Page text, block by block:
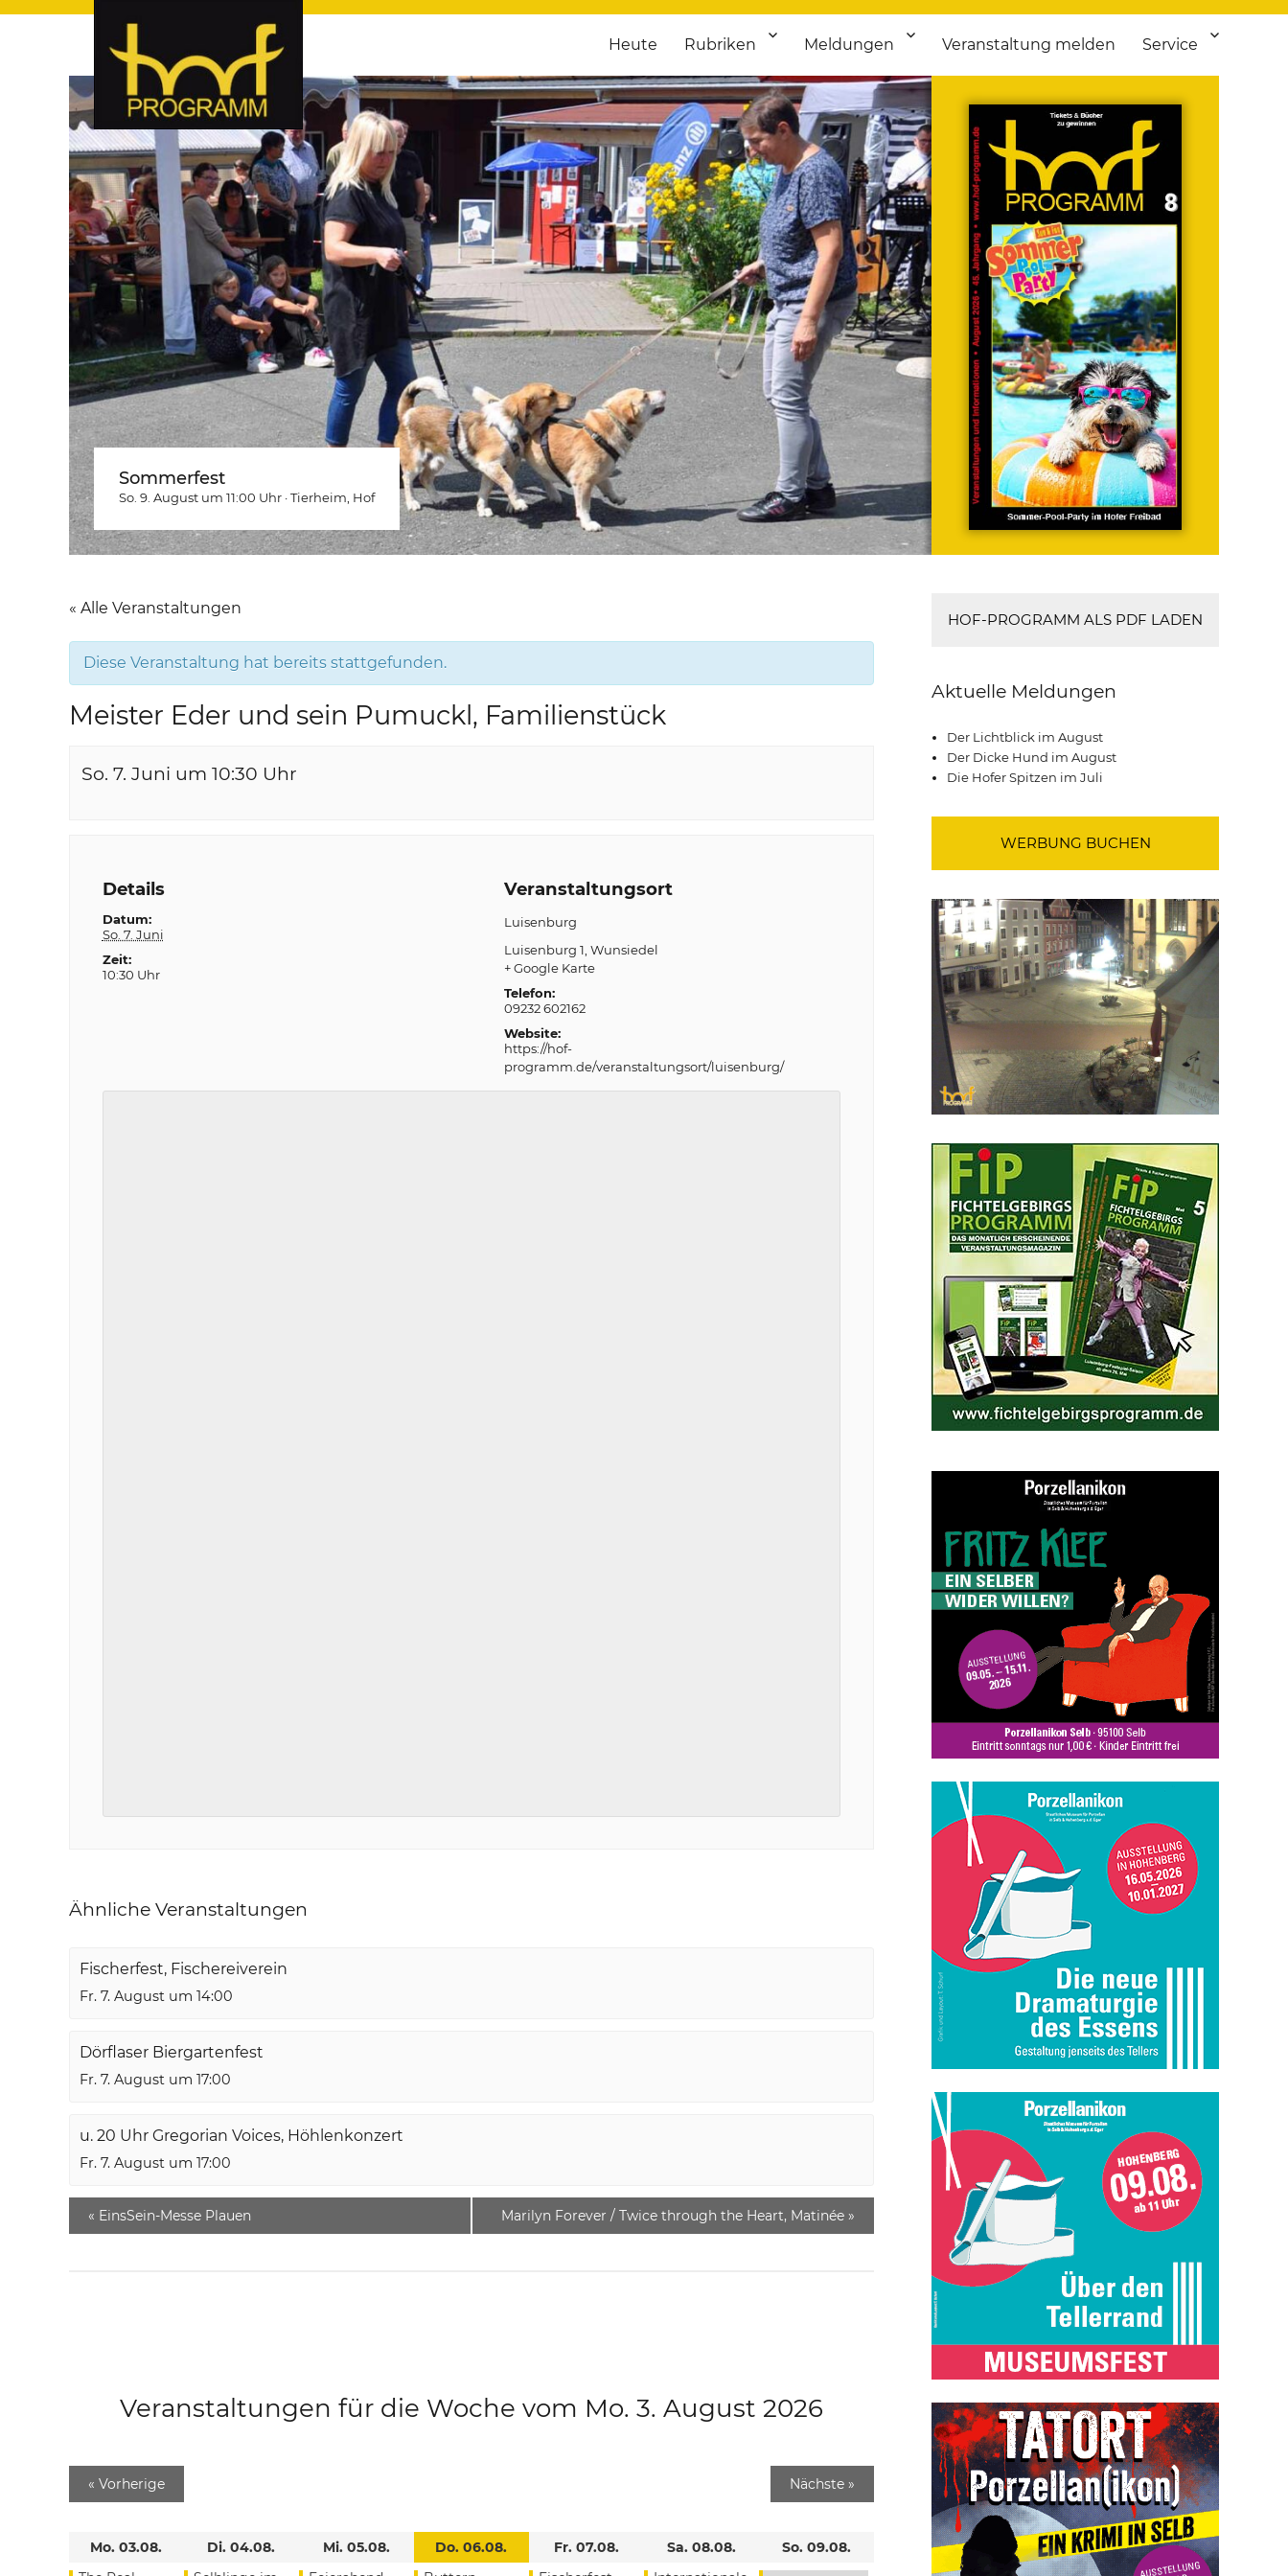
hof-programm – das Veranstaltungsportal für Hochfranken
hof-programm – das Veranstaltungsportal für Hof und Hochfranken. Täglich aktuelle Termine von Kultur bis Sport, von Theater bis Flohmarkt.
Heute Rubriken Meldungen Veranstaltung melden Service
Sommerfest
So. 9. August um 11:00 Uhr ·Tierheim , Hof
« Alle Veranstaltungen
Diese Veranstaltung hat bereits stattgefunden.
Meister Eder und sein Pumuckl, Familienstück
So. 7. Juni um 10:30 Uhr
Details
Datum:
So. 7. Juni
Zeit:
10:30 Uhr
Veranstaltungsort
Luisenburg
Luisenburg 1 Wunsiedel
+ Google Karte
Telefon:
09232 602162
Website:
https://hof-
programm.de/veranstaltungsort/luisenburg/
Ähnliche Veranstaltungen
Fischerfest, Fischereiverein
Fr. 7. August um 14:00
Dörflaser Biergartenfest
Fr. 7. August um 17:00
u. 20 Uhr Gregorian Voices, Höhlenkonzert
Fr. 7. August um 17:00
« EinsSein-Messe Plauen Marilyn Forever / Twice through the Heart, Matinée »
Veranstaltungen für die Woche vom Mo. 3. August 2026
« Vorherige Nächste »
Mo. 03.08.
Di. 04.08.
Mi. 05.08.
Do. 06.08.
Fr. 07.08.
Sa. 08.08.
So. 09.08.
HOF-PROGRAMM ALS PDF LADEN
Aktuelle Meldungen
Der Lichtblick im August
Der Dicke Hund im August
Die Hofer Spitzen im Juli
WERBUNG BUCHEN